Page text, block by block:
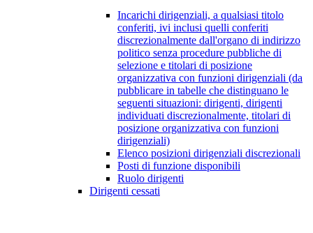
Incarichi dirigenziali, a qualsiasi titolo
conferiti, ivi inclusi quelli conferiti
discrezionalmente dall'organo di indirizzo
politico senza procedure pubbliche di
selezione e titolari di posizione
organizzativa con funzioni dirigenziali (da
pubblicare in tabelle che distinguano le
seguenti situazioni: dirigenti, dirigenti
individuati discrezionalmente, titolari di
posizione organizzativa con funzioni
dirigenziali)
Elenco posizioni dirigenziali discrezionali
Posti di funzione disponibili
Ruolo dirigenti
Dirigenti cessati